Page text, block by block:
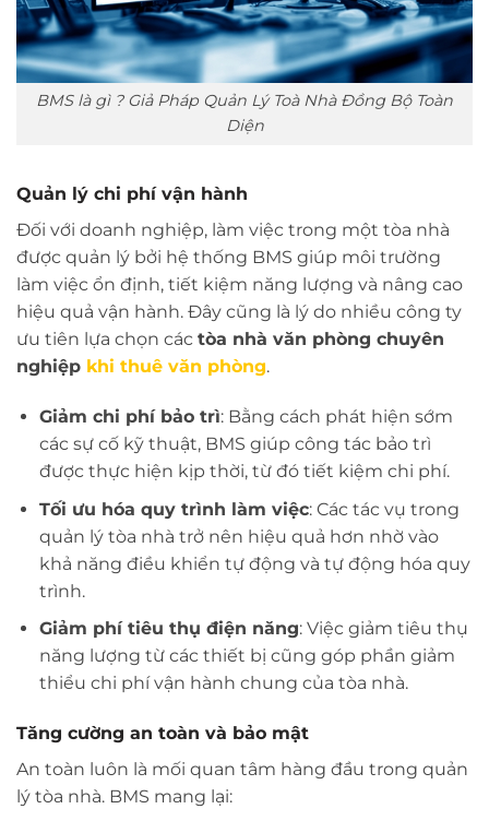
BMS là gì ? Giả Pháp Quản Lý Toà Nhà Đồng Bộ Toàn
Diện
Quản lý chi phí vận hành
Đối với doanh nghiệp, làm việc trong một tòa nhà
được quản lý bởi hệ thống BMS giúp môi trường
làm việc ổn định, tiết kiệm năng lượng và nâng cao
hiệu quả vận hành. Đây cũng là lý do nhiều công ty
ưu tiên lựa chọn các tòa nhà văn phòng chuyên
nghiệp khi thuê văn phòng.
Giảm chi phí bảo trì: Bằng cách phát hiện sớm
các sự cố kỹ thuật, BMS giúp công tác bảo trì
được thực hiện kịp thời, từ đó tiết kiệm chi phí.
Tối ưu hóa quy trình làm việc: Các tác vụ trong
quản lý tòa nhà trở nên hiệu quả hơn nhờ vào
khả năng điều khiển tự động và tự động hóa quy
trình.
Giảm phí tiêu thụ điện năng: Việc giảm tiêu thụ
năng lượng từ các thiết bị cũng góp phần giảm
thiểu chi phí vận hành chung của tòa nhà.
Tăng cường an toàn và bảo mật
An toàn luôn là mối quan tâm hàng đầu trong quản
lý tòa nhà. BMS mang lại: